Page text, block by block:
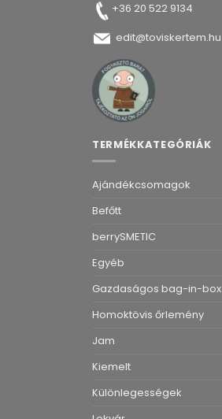
+36 20 522 9134
edit@toviskertem.hu
TERMÉKKATEGÓRIÁK
Ajándékcsomagok
Befőtt
berrySMETIC
Egyéb
Gazdaságos bag-in-box
Homoktövis őrlemény
Jam
Kiemelt
Különlegességek